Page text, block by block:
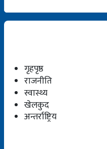
गृहपृष्ठ
राजनीति
स्वास्थ्य
खेलकुद
अन्तर्राष्ट्रिय